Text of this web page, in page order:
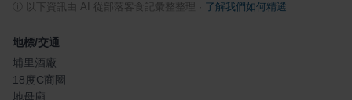
ⓘ 以下資訊由 AI 從部落客食記彙整整理 了解我們如何精選
地標/交通
埔里酒廠
18度C商圈
地母廟